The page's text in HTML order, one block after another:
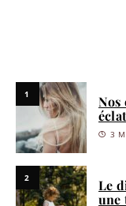
1
Nos
3
2
Le
une